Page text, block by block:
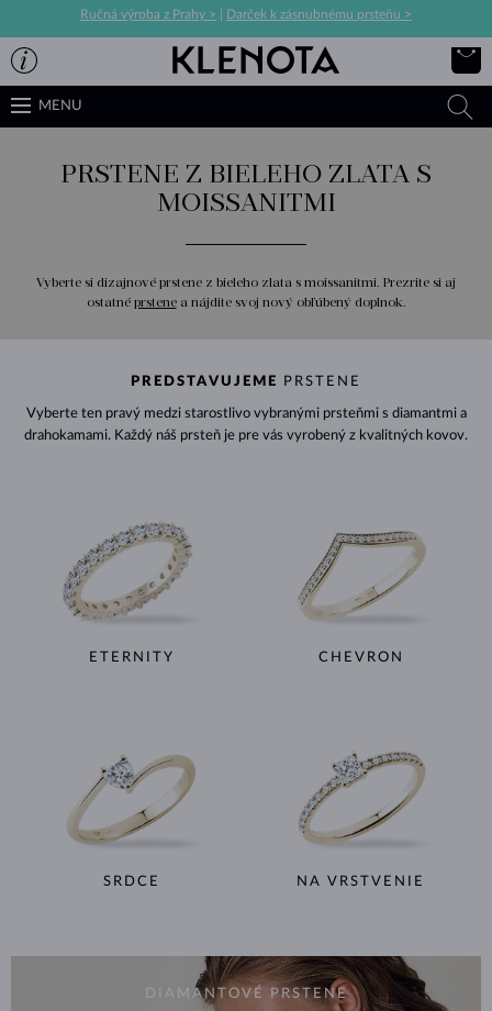
Ručná výroba z Prahy > Darček k zásnubnému prsteňu >
MENU
PRSTENE Z BIELEHO ZLATA S
MOISSANITMI
Vyberte si dizajnové prstene z bieleho zlata s moissanitmi. Prezrite si aj
ostatné prstenea nájdite svoj nový obľúbený doplnok.
PREDSTAVUJEME PRSTENE
Vyberte ten pravý medzi starostlivo vybranými prsteňmi s diamantmi a
drahokamami. Každý náš prsteň je pre vás vyrobený z kvalitných kovov.
ETERNITY CHEVRON
SRDCE NA VRSTVENIE
DIAMANTOVÉ PRSTENE